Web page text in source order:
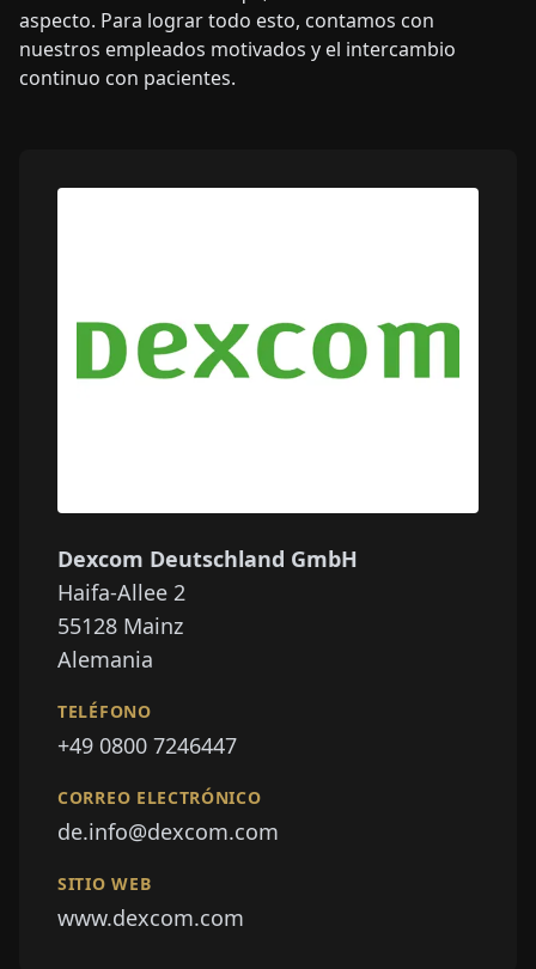
aspecto. Para lograr todo esto, contamos con
nuestros empleados motivados y el intercambio
continuo con pacientes.
Dexcom Deutschland GmbH
Haifa-Allee 2
55128 Mainz
Alemania
TELÉFONO
+49 0800 7246447
CORREO ELECTRÓNICO
de.info@dexcom.com
SITIO WEB
www.dexcom.com